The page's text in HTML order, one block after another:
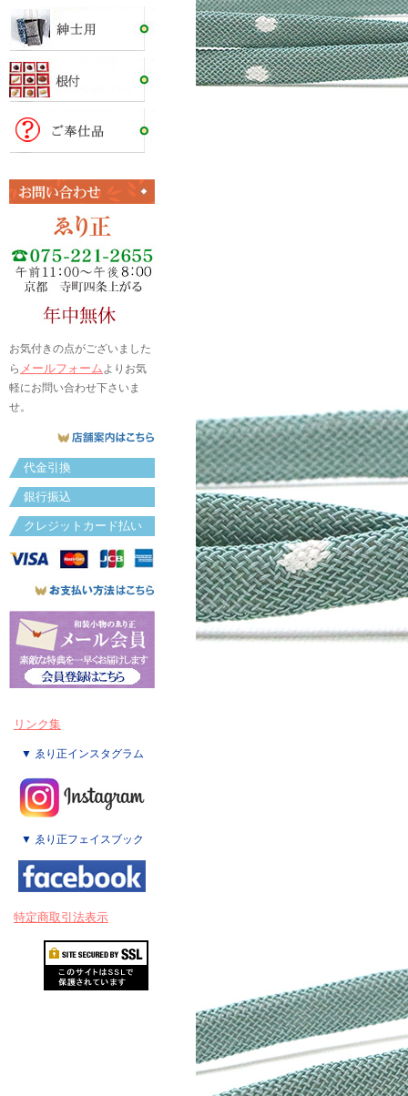
お気付きの点がございました
ら メールフォームよりお気
軽にお問い合わせ下さいま
せ。
代金引換
銀行振込
クレジットカード払い
リンク集
▼ ゑり正インスタグラム
▼ ゑり正フェイスブック
特定商取引法表示